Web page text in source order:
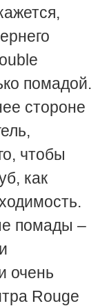
помадой.
стороне
чтобы
как
помады –
очень
Rouge